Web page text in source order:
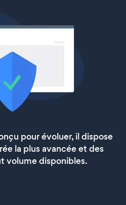
pour évoluer, il dispose
la plus avancée et des
volume disponibles.